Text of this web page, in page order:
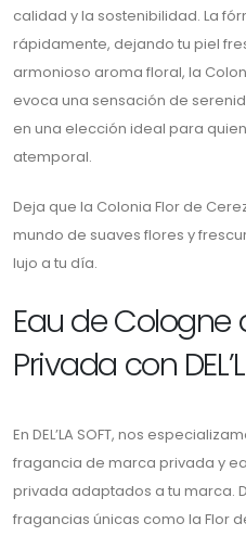
calidad y la sostenibilidad. La
rápidamente, dejando tu piel
armonioso aroma floral, la
evoca una sensación de
en una elección ideal para
atemporal.
Deja que la Colonia Flor de
mundo de suaves flores y
lujo a tu día.
Eau de Cologne
Privada con
En DEL’LA SOFT, nos
fragancia de marca privada y
privada adaptados a tu marca.
fragancias únicas como la Flor